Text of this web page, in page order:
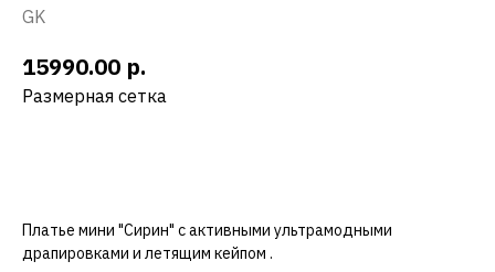
GK
15990.00 р.
Размерная сетка
Платье мини "Сирин" с активными ультрамодными
драпировками и летящим кейпом .